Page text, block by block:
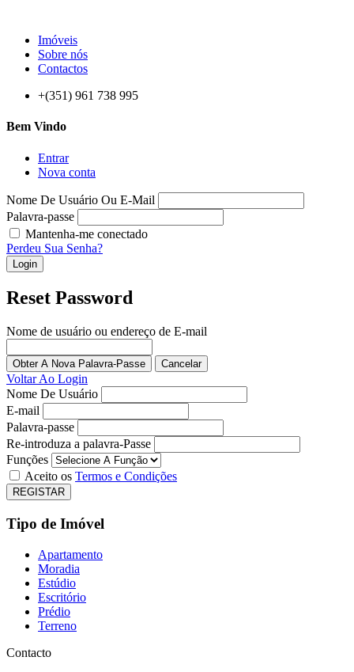
Imóveis
Sobre nós
Contactos
+(351) 961 738 995
Bem Vindo
Entrar
Nova conta
Nome De Usuário Ou E-Mail
Palavra-passe
Mantenha-me conectado
Perdeu Sua Senha?
Login
Reset Password
Nome de usuário ou endereço de E-mail
Obter A Nova Palavra-Passe
Voltar Ao Login
Nome De Usuário
E-mail
Palavra-passe
Re-introduza a palavra-Passe
Funções
Aceito os Termos e Condições
REGISTAR
Tipo de Imóvel
Apartamento
Moradia
Estúdio
Escritório
Prédio
Terreno
Contacto